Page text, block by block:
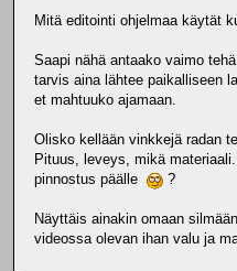
Mitä editointi ohjelmaa käytät
Saapi nähä antaako vaimo
tarvis aina lähtee paikalliseen
et mahtuuko ajamaan.
Olisko kellään vinkkejä radan
Pituus, leveys, mikä
pinnostus päälle
?
Näyttäis ainakin omaan
videossa olevan ihan valu ja